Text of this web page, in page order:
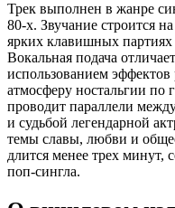
Трек выполнен в жанре
80-х. Звучание строится
ярких клавишных
Вокальная подача
использованием эффектов
атмосферу ностальгии по
проводит параллели
и судьбой легендарной
темы славы, любви и
длится менее трех минут,
поп-сингла.